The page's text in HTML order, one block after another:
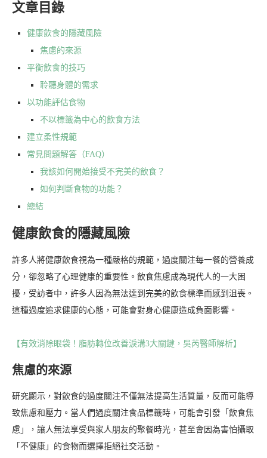
文章目錄
健康飲食的隱藏風險
焦慮的來源
平衡飲食的技巧
聆聽身體的需求
以功能評估食物
不以標籤為中心的飲食方法
建立柔性規範
常見問題解答（FAQ）
我該如何開始接受不完美的飲食？
如何判斷食物的功能？
總結
健康飲食的隱藏風險
許多人將健康飲食視為一種嚴格的規範，過度關注每一餐的營養成
分，卻忽略了心理健康的重要性。飲食焦慮成為現代人的一大困
擾，受訪者中，許多人因為無法達到完美的飲食標準而感到沮喪。
這種過度追求健康的心態，可能會對身心健康造成負面影響。
【有效消除眼袋！脂肪轉位改善淚溝3大關鍵，吳芮醫師解析】
焦慮的來源
研究顯示，對飲食的過度關注不僅無法提高生活質量，反而可能導
致焦慮和壓力。當人們過度關注食品標籤時，可能會引發「飲食焦
慮」，讓人無法享受與家人朋友的聚餐時光，甚至會因為害怕攝取
「不健康」的食物而選擇拒絕社交活動。